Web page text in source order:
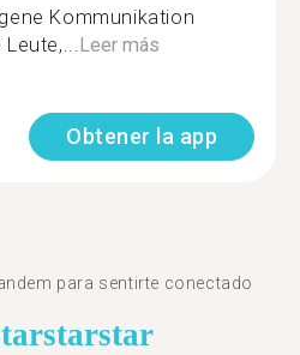
Kommunikation
Leer más
Obtener la app
para sentirte conectado
starstar